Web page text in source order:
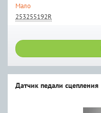
Мало
253255192R
Датчик педали сцепления